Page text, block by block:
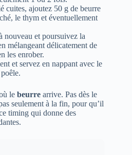
cuites, ajoutez 50 g de beurre
le thym et éventuellement
nouveau et poursuivez la
mélangeant délicatement de
les enrober.
et servez en nappant avec le
le beurre arrive. Pas dès le
seulement à la fin, pour qu’il
timing qui donne des